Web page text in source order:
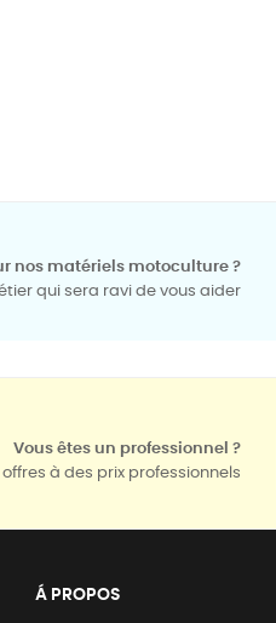
nos matériels motoculture ?
qui sera ravi de vous aider
Vous êtes un professionnel ?
à des prix professionnels
Á PROPOS